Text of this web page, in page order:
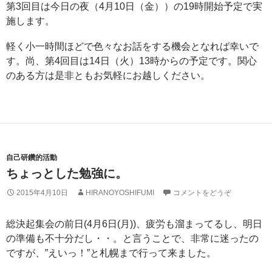
第3回目は今日の夜（4月10日（金））の19時開始予定で実
施します。
軽く小一時間ほどで色々なお話をする機会となれば幸いで
す。尚、第4回目は14日（火）13時からの予定です。関心
のある方は是非ともお気軽にお越しください。
自己研鑽的活動
ちょっとした勉強に。
2015年4月10日 HIRANOYOSHIFUMI コメントをどうぞ
総決起集会の前日(4月6日(月))、疲労も溜まってるし、明日
の準備も不十分だし・・。と言うことで、非常に迷ったの
ですが、”えいっ！”と札幌まで行って来ました。